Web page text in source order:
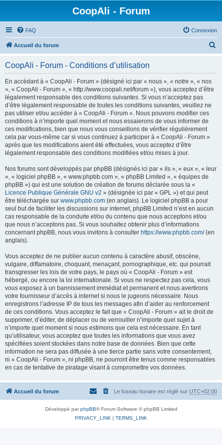
CoopAli - Forum
FAQ Connexion
Accueil du forum
CoopAli - Forum - Conditions d’utilisation
En accédant à « CoopAli - Forum » (désigné ici par « nous », « notre », « nos
», « CoopAli - Forum », « http://www.coopali.net/forum »), vous acceptez d’être
légalement responsable des conditions suivantes. Si vous n’acceptez pas
d’être légalement responsable de toutes les conditions suivantes, veuillez ne
pas utiliser et/ou accéder à « CoopAli - Forum ». Nous pouvons modifier ces
conditions à n’importe quel moment et nous essaierons de vous informer de
ces modifications, bien que nous vous conseillons de vérifier régulièrement
cela par vous-même car si vous continuez à participer à « CoopAli - Forum »
après que les modifications aient été effectuées, vous acceptez d’être
légalement responsable des conditions modifiées et/ou mises à jour.
Nos forums sont développés par phpBB (désignés ici par « ils », « eux », « leur
», « logiciel phpBB », « www.phpbb.com », « phpBB Limited », « équipes de
phpBB ») qui est une solution de création de forums déclarée sous la «
Licence Publique Générale GNU v2 » (désignée ici par « GPL ») et qui peut
être téléchargée sur www.phpbb.com (en anglais). Le logiciel phpBB a pour
seul but de faciliter les discussions sur internet, phpBB Limited n’est en aucun
cas responsable de la conduite et/ou du contenu que nous acceptons et/ou
que nous n’acceptons pas. Si vous souhaitez obtenir plus d’informations
concernant phpBB, nous vous invitons à consulter https://www.phpbb.com/(en
anglais).
Vous acceptez de ne publier aucun contenu à caractère abusif, obscène,
vulgaire, diffamatoire, choquant, menaçant, pornographique, etc. qui pourrait
transgresser les lois de votre pays, le pays où « CoopAli - Forum » est
hébergé, ou encore la loi internationale. Si vous ne respectez pas cela, vous
vous exposez à un bannissement immédiat et permanent et nous avertirons
votre fournisseur d’accès à internet si nous le jugeons nécessaire. Nous
enregistrons l’adresse IP de tous les messages afin d’aider au renforcement
de ces conditions. Vous acceptez le fait que « CoopAli - Forum » ait le droit de
supprimer, d’éditer, de déplacer ou de verrouiller n’importe quel sujet à
n’importe quel moment si nous estimons que cela est nécessaire. En tant
qu’utilisateur, vous acceptez que toutes les informations que vous avez
spécifiées soient stockées dans notre base de données. Bien que cette
information ne sera pas diffusée à une tierce partie sans votre consentement,
ni « CoopAli - Forum », ni phpBB, ne pourront être tenus comme responsables
en cas de tentative de piratage visant à compromettre vos données.
Accueil du forum Le fuseau horaire est réglé sur UTC+02:00
Développé parphpBB® Forum Software © phpBB Limited
PRIVACY_LINK | TERMS_LINK